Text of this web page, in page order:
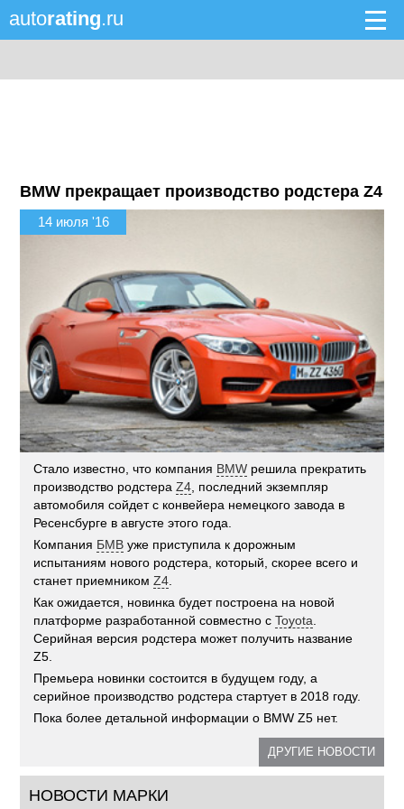
autorating.ru
BMW прекращает производство родстера Z4
14 июля '16
Стало известно, что компания BMW решила прекратить
производство родстераZ4 , последний экземпляр
автомобиля сойдет с конвейера немецкого завода в
Ресенсбурге в августе этого года.
Компания БМВ уже приступила к дорожным
испытаниям нового родстера, который, скорее всего и
станет приемникомZ4
Как ожидается, новинка будет построена на новой
платформе разработанной совместно сToyota
Серийная версия родстера может получить название
Z5.
Премьера новинки состоится в будущем году, а
серийное производство родстера стартует в 2018 году.
Пока более детальной информации о BMW Z5 нет.
ДРУГИЕ НОВОСТИ
НОВОСТИ МАРКИ